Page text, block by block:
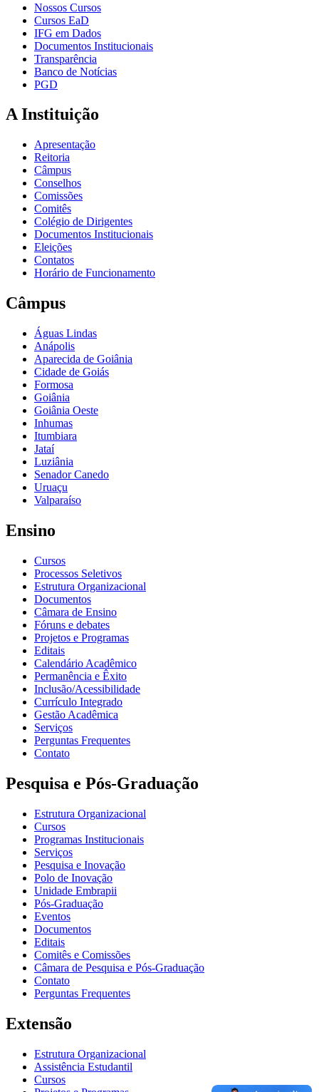
Nossos Cursos
Cursos EaD
IFG em Dados
Documentos Institucionais
Transparência
Banco de Notícias
PGD
A Instituição
Apresentação
Reitoria
Câmpus
Conselhos
Comissões
Comitês
Colégio de Dirigentes
Documentos Institucionais
Eleições
Contatos
Horário de Funcionamento
Câmpus
Águas Lindas
Anápolis
Aparecida de Goiânia
Cidade de Goiás
Formosa
Goiânia
Goiânia Oeste
Inhumas
Itumbiara
Jataí
Luziânia
Senador Canedo
Uruaçu
Valparaíso
Ensino
Cursos
Processos Seletivos
Estrutura Organizacional
Documentos
Câmara de Ensino
Fóruns e debates
Projetos e Programas
Editais
Calendário Acadêmico
Permanência e Êxito
Inclusão/Acessibilidade
Currículo Integrado
Gestão Acadêmica
Serviços
Perguntas Frequentes
Contato
Pesquisa e Pós-Graduação
Estrutura Organizacional
Cursos
Programas Institucionais
Serviços
Pesquisa e Inovação
Polo de Inovação
Unidade Embrapii
Pós-Graduação
Eventos
Documentos
Editais
Comitês e Comissões
Câmara de Pesquisa e Pós-Graduação
Contato
Perguntas Frequentes
Extensão
Estrutura Organizacional
Assistência Estudantil
Cursos